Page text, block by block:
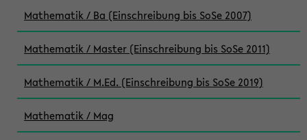
Mathematik / Ba (Einschreibung bis SoSe 2007)
Mathematik / Master (Einschreibung bis SoSe 2011)
Mathematik / M.Ed. (Einschreibung bis SoSe 2019)
Mathematik / Mag